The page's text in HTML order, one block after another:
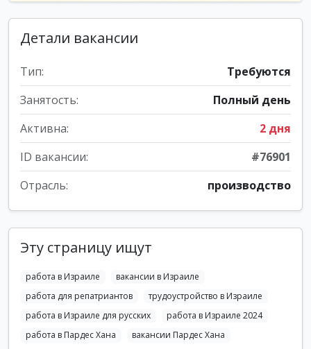
Детали вакансии
Тип:
Требуются
Занятость:
Полный день
Активна:
2 дня
ID вакансии:
#76901
Отрасль:
производство
Эту страницу ищут
работа в Израиле
вакансии в Израиле
работа для репатриантов
трудоустройство в Израиле
работа в Израиле для русских
работа в Израиле 2024
работа в Пардес Хана
вакансии Пардес Хана